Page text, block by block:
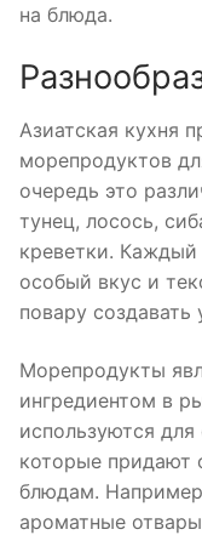
на блюда.
Азиатская кухня
морепродуктов
очередь это
тунец, лосось,
креветки.
особый вкус и
повару
Морепродукты
ингредиентом в
используются
которые придают
блюдам.
ароматные